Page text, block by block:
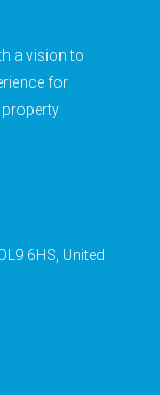
a vision to
for
6HS, United